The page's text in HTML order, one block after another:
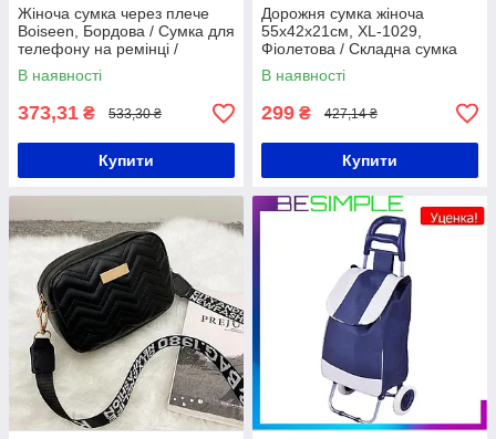
Жіноча сумка через плече
Boiseen, Бордова / Сумка для
телефону на ремінці /
Маленька сумка крос боді
В наявності
373,31 ₴ 533,30 ₴
Купити
Дорожня сумка жіноча
55х42х21см, XL-1029,
Фіолетова / Складна сумка
для подорожей / Сумка-
трансформер
В наявності
299 ₴ 427,14 ₴
Купити